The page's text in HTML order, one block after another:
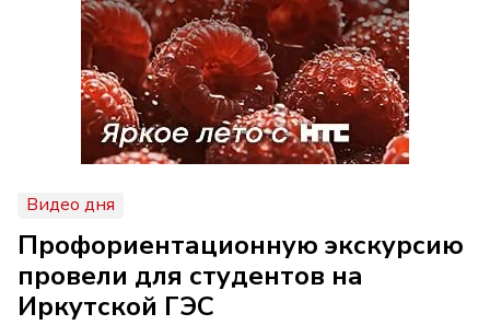
Видео дня
Профориентационную экскурсию
провели для студентов на
Иркутской ГЭС